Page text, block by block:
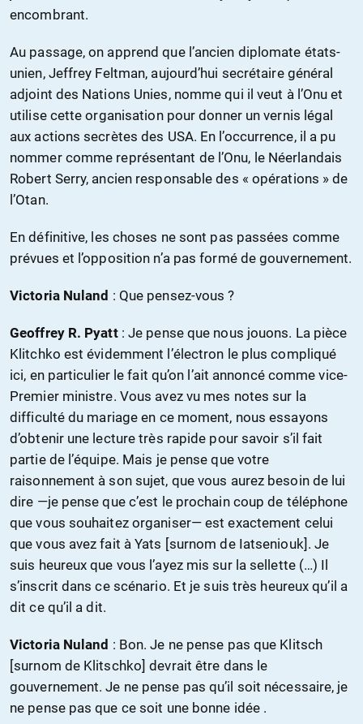
encombrant.
Au passage, on apprend que l’ancien diplomate états-
unien, Jeffrey Feltman, aujourd’hui secrétaire général
adjoint des Nations Unies, nomme qui il veut à l’Onu et
utilise cette organisation pour donner un vernis légal
aux actions secrètes des USA. En l’occurrence, il a pu
nommer comme représentant de l’Onu, le Néerlandais
Robert Serry, ancien responsable des « opérations » de
l’Otan.
En définitive, les choses ne sont pas passées comme
prévues et l’opposition n’a pas formé de gouvernement.
Victoria Nuland : Que pensez-vous ?
Geoffrey R. Pyatt: Je pense que nous jouons. La pièce
Klitchko est évidemment l’électron le plus compliqué
ici, en particulier le fait qu’on l’ait annoncé comme vice-
Premier ministre. Vous avez vu mes notes sur la
difficulté du mariage en ce moment, nous essayons
d’obtenir une lecture très rapide pour savoir s’il fait
partie de l’équipe. Mais je pense que votre
raisonnement à son sujet, que vous aurez besoin de lui
dire —je pense que c’est le prochain coup de téléphone
que vous souhaitez organiser— est exactement celui
que vous avez fait à Yats [surnom de Iatseniouk]. Je
suis heureux que vous l’ayez mis sur la sellette (…) Il
s’inscrit dans ce scénario. Et je suis très heureux qu’il a
dit ce qu’il a dit.
Victoria Nuland : Bon. Je ne pense pas que Klitsch
[surnom de Klitschko] devrait être dans le
gouvernement. Je ne pense pas qu’il soit nécessaire, je
ne pense pas que ce soit une bonne idée .